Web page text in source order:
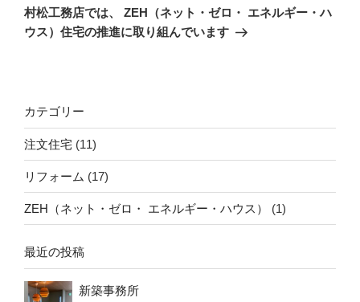
ー
シ
の
投
村松工務店では、 ZEH（ネット・ゼロ・ エネルギー・ハ
ウス）住宅の推進に取り組んでいます
カテゴリー
注文住宅 (11)
リフォーム (17)
ZEH（ネット・ゼロ・ エネルギー・ハウス） (1)
最近の投稿
新築事務所